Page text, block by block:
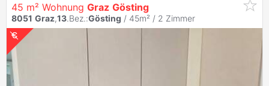
45 m² Wohnung Graz Gösting
8051 Graz,13.Bez.:Gösting / 45m² / 2 Zimmer